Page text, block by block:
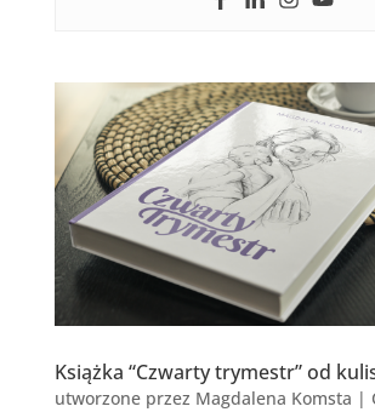
Książka “Czwarty trymestr” od
utworzone przez Magdalena Komsta |